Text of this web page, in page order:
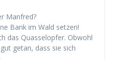
Manfred?
Bank im Wald setzen!
das Quasselopfer. Obwohl
getan, dass sie sich